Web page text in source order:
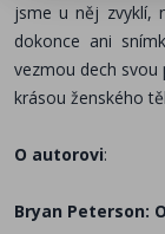
jsme u něj zvyklí,
dokonce ani
vezmou dech svou
krásou ženského
O autorovi:
Bryan Peterson: